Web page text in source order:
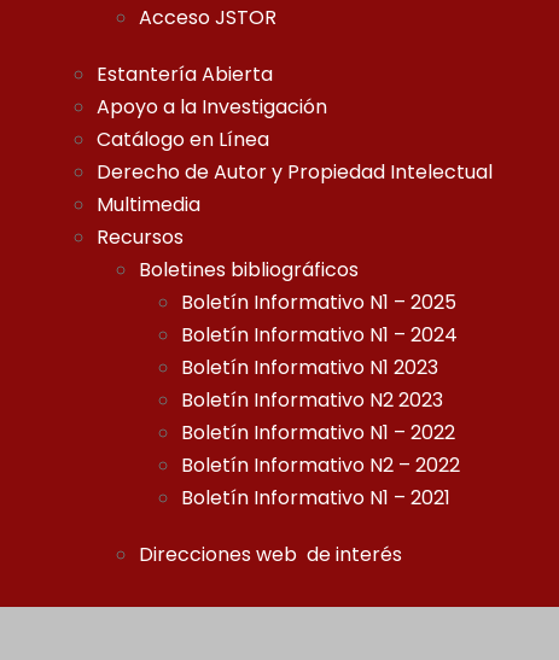
Acceso JSTOR
Estantería Abierta
Apoyo a la Investigación
Catálogo en Línea
Derecho de Autor y Propiedad Intelectual
Multimedia
Recursos
Boletines bibliográficos
Boletín Informativo N1 – 2025
Boletín Informativo N1 – 2024
Boletín Informativo N1 2023
Boletín Informativo N2 2023
Boletín Informativo N1 – 2022
Boletín Informativo N2 – 2022
Boletín Informativo N1 – 2021
Direcciones web de interés